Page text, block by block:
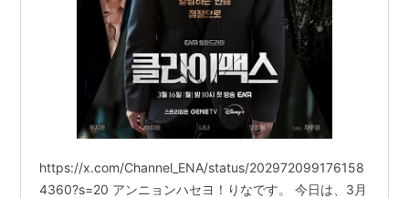
https://x.com/Channel_ENA/status/202972099176158
4360?s=20 アンニョンハセヨ！りなです。 今日は、3月